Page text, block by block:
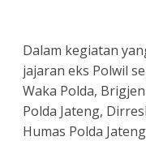
Dalam kegiatan
jajaran eks Polwil
Waka Polda,
Polda Jateng,
Humas Polda